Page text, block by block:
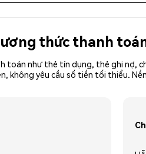
thức thanh
toán như thẻ tín dụng, thẻ ghi nợ,
không yêu cầu số tiền tối thiểu.